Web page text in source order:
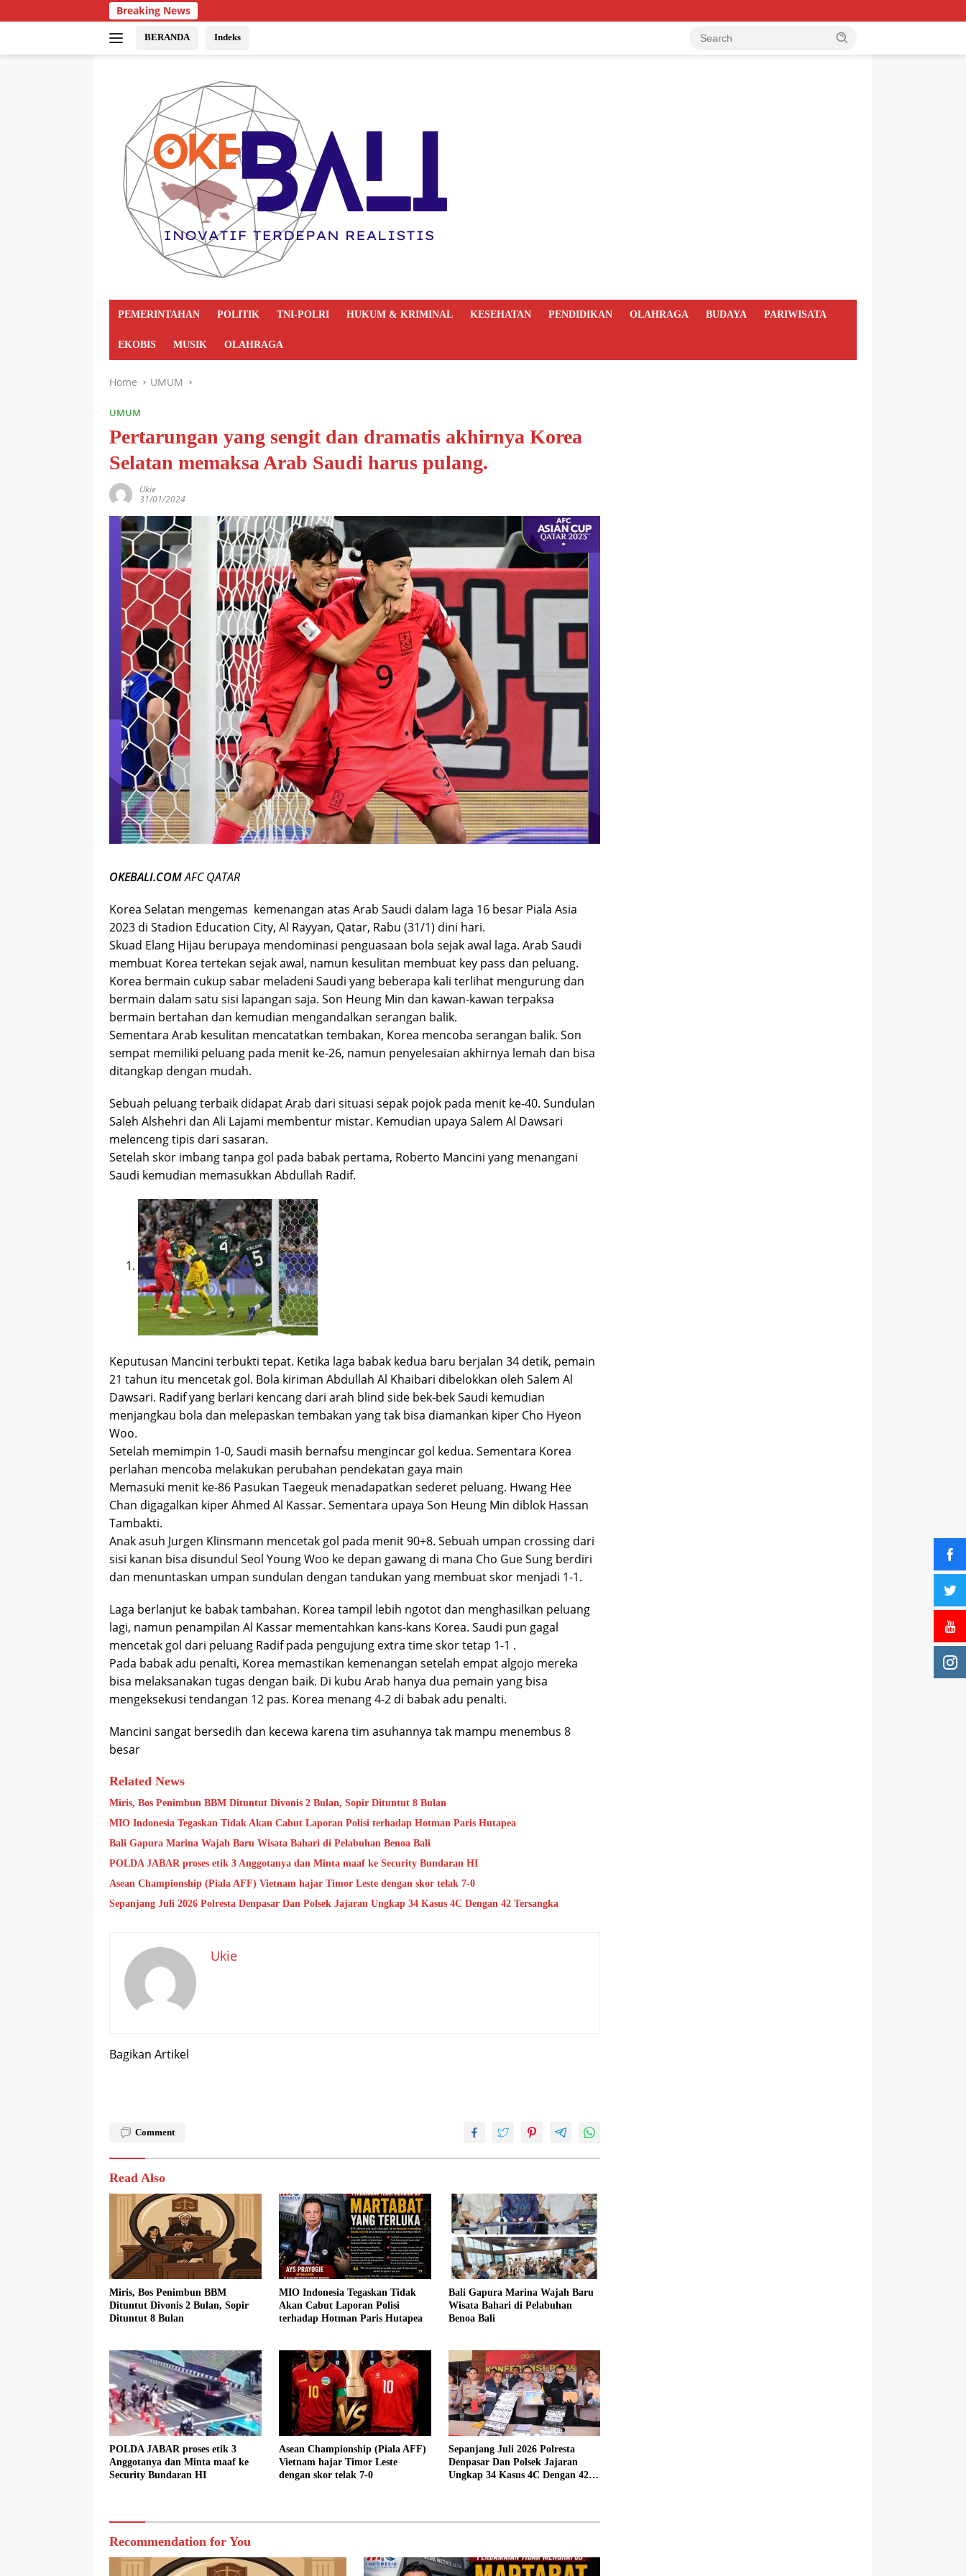
Breaking News
BERANDA Indeks
PEMERINTAHAN POLITIK TNI-POLRI HUKUM & KRIMINAL KESEHATAN PENDIDIKAN OLAHRAGA BUDAYA PARIWISATA
EKOBIS MUSIK OLAHRAGA
Home UMUM
UMUM
Pertarungan yang sengit dan dramatis akhirnya Korea
Selatan memaksa Arab Saudi harus pulang.
Ukie
31/01/2024
OKEBALI.COMAFC QATAR
Korea Selatan mengemas kemenangan atas Arab Saudi dalam laga 16 besar Piala Asia
2023 di Stadion Education City, Al Rayyan, Qatar, Rabu (31/1) dini hari.
Skuad Elang Hijau berupaya mendominasi penguasaan bola sejak awal laga. Arab Saudi
membuat Korea tertekan sejak awal, namun kesulitan membuat key pass dan peluang.
Korea bermain cukup sabar meladeni Saudi yang beberapa kali terlihat mengurung dan
bermain dalam satu sisi lapangan saja. Son Heung Min dan kawan-kawan terpaksa
bermain bertahan dan kemudian mengandalkan serangan balik.
Sementara Arab kesulitan mencatatkan tembakan, Korea mencoba serangan balik. Son
sempat memiliki peluang pada menit ke-26, namun penyelesaian akhirnya lemah dan bisa
ditangkap dengan mudah.
Sebuah peluang terbaik didapat Arab dari situasi sepak pojok pada menit ke-40. Sundulan
Saleh Alshehri dan Ali Lajami membentur mistar. Kemudian upaya Salem Al Dawsari
melenceng tipis dari sasaran.
Setelah skor imbang tanpa gol pada babak pertama, Roberto Mancini yang menangani
Saudi kemudian memasukkan Abdullah Radif.
Keputusan Mancini terbukti tepat. Ketika laga babak kedua baru berjalan 34 detik, pemain
21 tahun itu mencetak gol. Bola kiriman Abdullah Al Khaibari dibelokkan oleh Salem Al
Dawsari. Radif yang berlari kencang dari arah blind side bek-bek Saudi kemudian
menjangkau bola dan melepaskan tembakan yang tak bisa diamankan kiper Cho Hyeon
Woo.
Setelah memimpin 1-0, Saudi masih bernafsu mengincar gol kedua. Sementara Korea
perlahan mencoba melakukan perubahan pendekatan gaya main
Memasuki menit ke-86 Pasukan Taegeuk menadapatkan sederet peluang. Hwang Hee
Chan digagalkan kiper Ahmed Al Kassar. Sementara upaya Son Heung Min diblok Hassan
Tambakti.
Anak asuh Jurgen Klinsmann mencetak gol pada menit 90+8. Sebuah umpan crossing dari
sisi kanan bisa disundul Seol Young Woo ke depan gawang di mana Cho Gue Sung berdiri
dan menuntaskan umpan sundulan dengan tandukan yang membuat skor menjadi 1-1.
Laga berlanjut ke babak tambahan. Korea tampil lebih ngotot dan menghasilkan peluang
lagi, namun penampilan Al Kassar mementahkan kans-kans Korea. Saudi pun gagal
mencetak gol dari peluang Radif pada pengujung extra time skor tetap 1-1 .
Pada babak adu penalti, Korea memastikan kemenangan setelah empat algojo mereka
bisa melaksanakan tugas dengan baik. Di kubu Arab hanya dua pemain yang bisa
mengeksekusi tendangan 12 pas. Korea menang 4-2 di babak adu penalti.
Mancini sangat bersedih dan kecewa karena tim asuhannya tak mampu menembus 8
besar
Related News
Miris, Bos Penimbun BBM Dituntut Divonis 2 Bulan, Sopir Dituntut 8 Bulan
MIO Indonesia Tegaskan Tidak Akan Cabut Laporan Polisi terhadap Hotman Paris Hutapea
Bali Gapura Marina Wajah Baru Wisata Bahari di Pelabuhan Benoa Bali
POLDA JABAR proses etik 3 Anggotanya dan Minta maaf ke Security Bundaran HI
Asean Championship (Piala AFF) Vietnam hajar Timor Leste dengan skor telak 7-0
Sepanjang Juli 2026 Polresta Denpasar Dan Polsek Jajaran Ungkap 34 Kasus 4C Dengan 42 Tersangka
Ukie
Bagikan Artikel
Comment
Read Also
Miris, Bos Penimbun BBM
Dituntut Divonis 2 Bulan, Sopir
Dituntut 8 Bulan
MIO Indonesia Tegaskan Tidak
Akan Cabut Laporan Polisi
terhadap Hotman Paris Hutapea
Bali Gapura Marina Wajah Baru
Wisata Bahari di Pelabuhan
Benoa Bali
POLDA JABAR proses etik 3
Anggotanya dan Minta maaf ke
Security Bundaran HI
Asean Championship (Piala AFF)
Vietnam hajar Timor Leste
dengan skor telak 7-0
Sepanjang Juli 2026 Polresta
Denpasar Dan Polsek Jajaran
Ungkap 34 Kasus 4C Dengan 42
Recommendation for You